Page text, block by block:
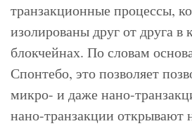
транзакционные процессы,
изолированы друг от друга в
блокчейнах. По словам
Спонтебо, это позволяет
микро- и даже нано-
нано-транзакции открывают